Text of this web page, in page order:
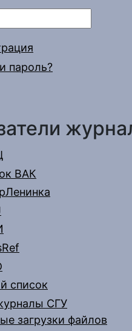
пароль?
ВАК
список
СГУ
загрузки файлов